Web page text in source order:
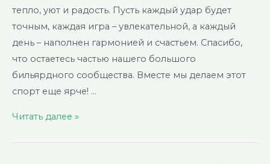
тепло, уют и радость. Пусть каждый удар будет
точным, каждая игра – увлекательной, а каждый
день – наполнен гармонией и счастьем. Спасибо,
что остаетесь частью нашего большого
бильярдного сообщества. Вместе мы делаем этот
спорт еще ярче! …
С
Читать далее »